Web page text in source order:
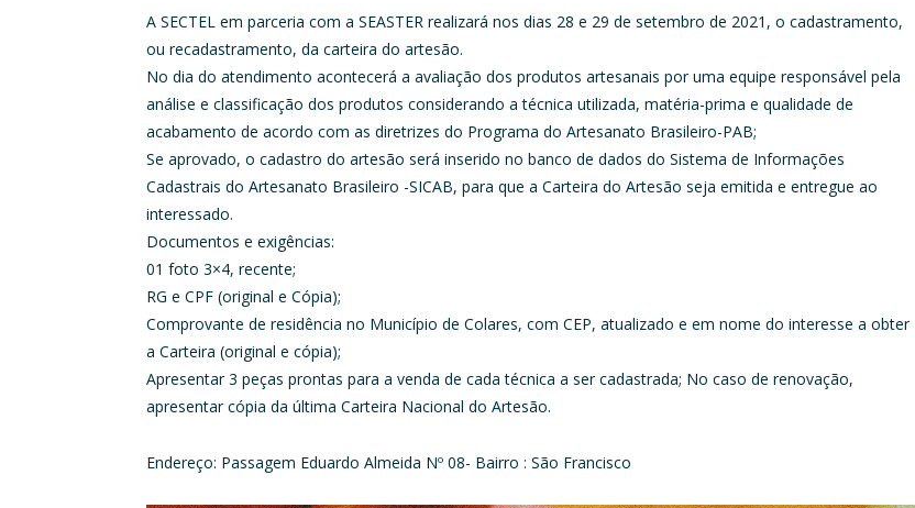
A SECTEL em parceria com a SEASTER realizará nos dias 28 e 29 de setembro de 2021, o cadastramento,
ou recadastramento, da carteira do artesão.
No dia do atendimento acontecerá a avaliação dos produtos artesanais por uma equipe responsável pela
análise e classificação dos produtos considerando a técnica utilizada, matéria-prima e qualidade de
acabamento de acordo com as diretrizes do Programa do Artesanato Brasileiro-PAB;
Se aprovado, o cadastro do artesão será inserido no banco de dados do Sistema de Informações
Cadastrais do Artesanato Brasileiro -SICAB, para que a Carteira do Artesão seja emitida e entregue ao
interessado.
Documentos e exigências:
01 foto 3×4, recente;
RG e CPF (original e Cópia);
Comprovante de residência no Município de Colares, com CEP, atualizado e em nome do interesse a obter
a Carteira (original e cópia);
Apresentar 3 peças prontas para a venda de cada técnica a ser cadastrada; No caso de renovação,
apresentar cópia da última Carteira Nacional do Artesão.
Endereço: Passagem Eduardo Almeida Nº 08- Bairro : São Francisco